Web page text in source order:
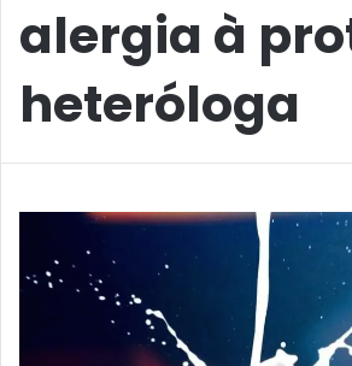
alergia à
heteróloga